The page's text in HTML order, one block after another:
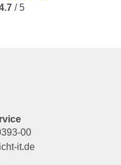
/ 5
00
it.de